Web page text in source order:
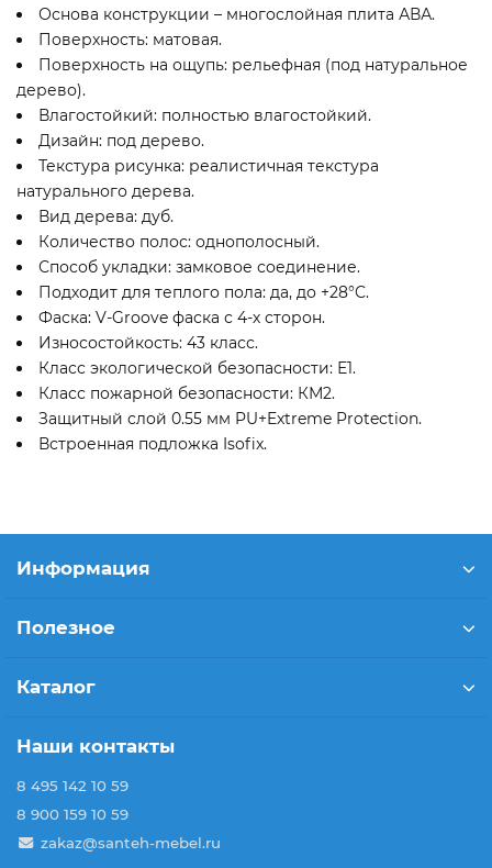
Основа конструкции – многослойная плита АВА.
Поверхность: матовая.
Поверхность на ощупь: рельефная (под натуральное
дерево).
Влагостойкий: полностью влагостойкий.
Дизайн: под дерево.
Текстура рисунка: реалистичная текстура
натурального дерева.
Вид дерева: дуб.
Количество полос: однополосный.
Способ укладки: замковое соединение.
Подходит для теплого пола: да, до +28°С.
Фаска: V-Groove фаска с 4-х сторон.
Износостойкость: 43 класс.
Класс экологической безопасности: Е1.
Класс пожарной безопасности: КМ2.
Защитный слой 0.55 мм PU+Extreme Protection.
Встроенная подложка Isofix.
Информация
Полезное
Каталог
Наши контакты
8 495 142 10 59
8 900 159 10 59
zakaz@santeh-mebel.ru